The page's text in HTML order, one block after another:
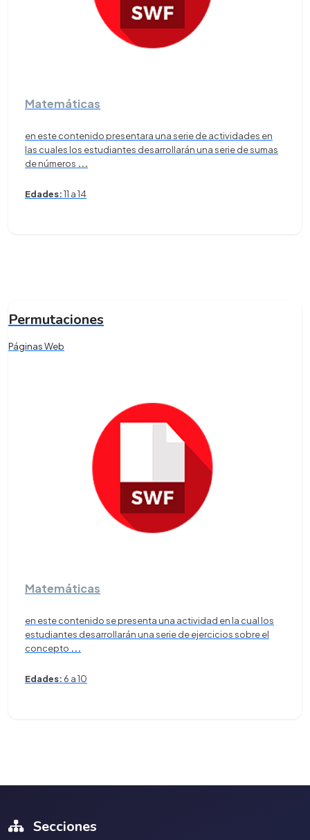
Matemáticas
en este contenido presentara una serie de actividades en
las cuales los estudiantes desarrollarán una serie de sumas
de números ...
Edades:11 a 14
Permutaciones
Páginas Web
Matemáticas
en este contenido se presenta una actividad en la cual los
estudiantes desarrollarán una serie de ejercicios sobre el
concepto ...
Edades: 6 a 10
Secciones